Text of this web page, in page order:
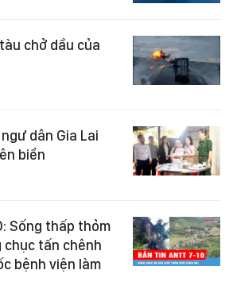
chở dầu của
dân Gia Lai
biển
Sống thấp thỏm
chục tấn chênh
bệnh viện làm